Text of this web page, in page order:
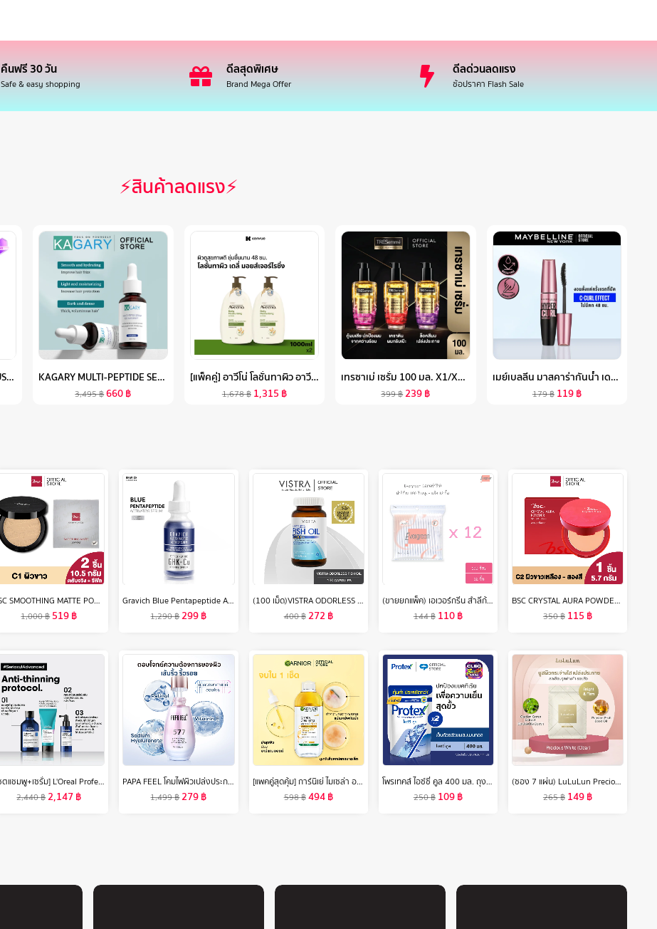
คืนฟรี 30 วัน
Safe & easy shopping
ดีลสุดพิเศษ
Brand Mega Offer
ดีลด่วนลดแรง
ช้อปราคา Flash Sale
⚡สินค้าลดแรง⚡
[สูตรใหม่] LANEIGE NEO CUSHION MATTE SPF 46 PA++ (15G ตลับจริง + รีฟิล) ลาเนจ นีโอ คุชชั่น สูตรแมตต์ บางเบา ปกปิดเรียบเนียน ไม่ติดแมสก์ KAGARY MULTI-PEPTIDE SERUM ANTI HAIR LOSS HAIR SERUM 30 ML เซรั่มบำรุงผม น้ำมันใส่ผม ออยล์บำรุงผม บำรุงผม ทรีทเมนต์สำหรับเส้นผม HAIR TREATMENT
3,495฿660฿
[แพ็คคู่] อาวีโน่ โลชั่นทาผิว อาวีโน่ เดลี่ มอยส์เจอร์ไรซิ่ง 1000 มล. X 2 AVEENO DAILY MOISTURIZING LOTION 1000 ML. X 2
1,678฿ 1,315 ฿
เทรซาเม่ เซรั่ม 100 มล. X1/X2 SERUM 100ML X1/X2
399฿239฿
เมย์เบลลีน มาสคาร่ากันน้ำ เดอะ ไฮเปอร์เคิร์ล 9.2 มล.MAYBELLINE THE HYPERCURL WATERPROOF MASCARA 9.2 ML(เครื่องสำอาง, มาสคาร่า, มาสคาร่ากันน้ำ)
179฿ 119฿
BSC SMOOTHING MATTE POWDER SPF 20 PA++ แพคคู่สุดคุ้ม (ตลับจริง 10.5 กรัม และตลับ รีฟิลแบบเติม 10.5 กรัม) แป้งที่ได้รับรางวัลการันตีจากนิตยสารชื่อดัง COSMO KISS BEAUTY AWARDS 2015 เครื่องสำอาง แป้ง พัฟ
1,000฿ 519฿
Gravich Blue Pentapeptide Activator Serum 30 ml
1,290฿299฿
(100 เม็ด)VISTRA ODORLESS FISH OIL 1000 MG (BOT- 100 CAPS) วิสทร้า โอเดอร์เลส ฟิชออยด์ 1000 มก. สูตรใหม่ กลิ่นมินต์ (ขวดใหญ่ บรรจุ 100 เม็ด/ขวด)
400฿272฿
(ขายยกแพ็ค) เอเวอร์กรีน สำลีก้าน 100 ก้านถุง - 12 ชิ้น l Evergreen Cotton Bud 100 pcs x12
144฿ 110฿
BSC CRYSTAL AURA POWDER SPF 30 PA+++ แป้งแต่งหน้าเนื้อสัมผัสเนียนละเอียดบางเบา ให้ใบหน้าดูกระจ่างใสเปล่งปลั่งอย่างเป็นธรรมชาติ หน้าไม่เยิ้มไม่มั
350฿ 115 ฿
[เซตแชมพู+เซรั่ม] L'Oreal Professionnel SERIOXYL ADVANCED SHAMPOO 300ML & DENSIFYING SERUM 90ML (แชมพูแก้ผมร่วง,ผมร่วง,L'Oreal Pro,L'Oreal Professional,LOreal Pro,LOreal Professional)
2,440฿2,147฿
PAPA FEEL โคมไฟผิวเปล่งประกาย 577 ไวท์เทนนิ่ง กำจัดจุดด่างดำ เซรั่มต่อต้านวัย 30ml สี่ในหนึ่งเดียวไวท์เทนนิ่งและการกำจัดกระ
1,499฿279฿
[แพคคู่สุดคุ้ม] การ์นิเย่ ไมเซล่า ออยล์-อินฟิวส์ คลีนซิ่ง วอเตอร์ 400มล Garnier Micellar Oil Infused Cleansing Water 400ml x2 ล้างเครื่องสำอาง
598฿494฿
โพรเทคส์ ไอซ์ซี่ คูล 400 มล. ถุงเติม รวม 2 ถุง ให้ความรู้สึกเย็นสุดขั้ว (เจลอาบน้ำ, สบู่อาบน้ำ) Protex Icy Cool Refill 400ml Total 2 Bags For the
250฿ 109฿
(ซอง 7 แผ่น) LuLuLun Precious Clear Face mask ลูลูลูน แผ่นมาสก์หน้า สูตรผิวกระจ่างใส อ่อนเยาว์ พรีเชียส เคลียร์
265฿ 149฿